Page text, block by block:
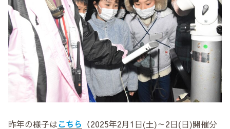
昨年の様子はこちら （2025年2月1日(土)～2日(日)開催分